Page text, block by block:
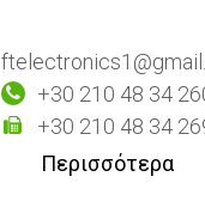
+30 210 48 34
+30 210 48 34
Περισσότερα